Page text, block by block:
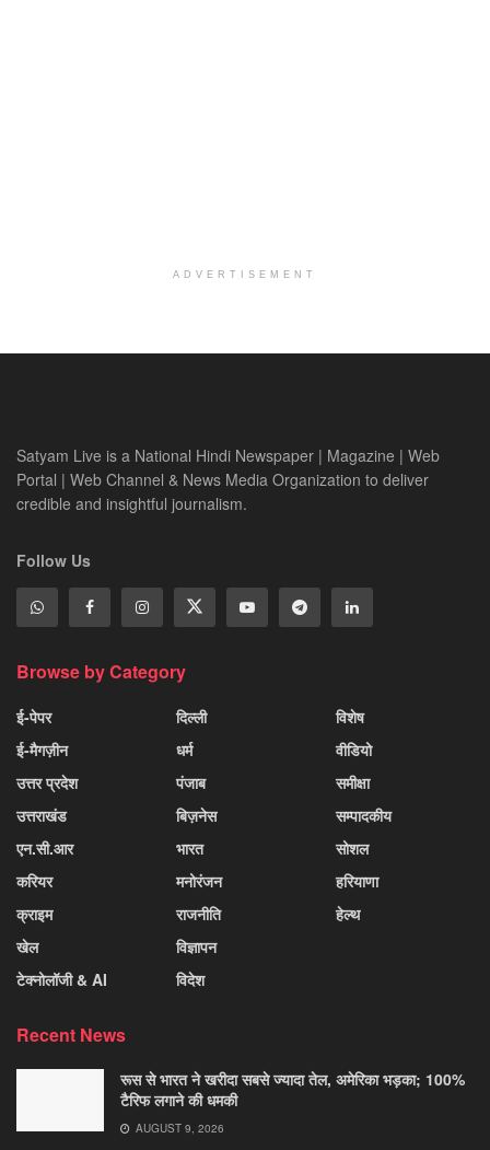
ADVERTISEMENT
Satyam Live is a National Hindi Newspaper | Magazine | Web
Portal | Web Channel & News Media Organization to deliver
credible and insightful journalism.
Follow Us
Browse by Category
ई-पेपर
ई-मैगज़ीन
उत्तर प्रदेश
उत्तराखंड
एन.सी.आर
करियर
क्राइम
खेल
टेक्नोलॉजी & AI
दिल्ली
धर्म
पंजाब
बिज़नेस
भारत
मनोरंजन
राजनीति
विज्ञापन
विदेश
विशेष
वीडियो
समीक्षा
सम्पादकीय
सोशल
हरियाणा
हेल्थ
Recent News
रूस से भारत ने खरीदा सबसे ज्यादा तेल, अमेरिका भड़का; 100%
टैरिफ लगाने की धमकी
AUGUST 9, 2026